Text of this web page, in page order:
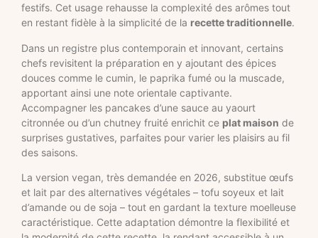
festifs. Cet usage rehausse la complexité des arômes tout
en restant fidèle à la simplicité de la recette traditionnelle.
Dans un registre plus contemporain et innovant, certains
chefs revisitent la préparation en y ajoutant des épices
douces comme le cumin, le paprika fumé ou la muscade,
apportant ainsi une note orientale captivante.
Accompagner les pancakes d’une sauce au yaourt
citronnée ou d’un chutney fruité enrichit ce plat maison de
surprises gustatives, parfaites pour varier les plaisirs au fil
des saisons.
La version vegan, très demandée en 2026, substitue œufs
et lait par des alternatives végétales – tofu soyeux et lait
d’amande ou de soja – tout en gardant la texture moelleuse
caractéristique. Cette adaptation démontre la flexibilité et